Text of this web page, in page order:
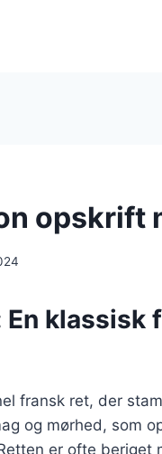
opskrift
klassisk
fransk ret, der
og mørhed, som
er ofte beriget